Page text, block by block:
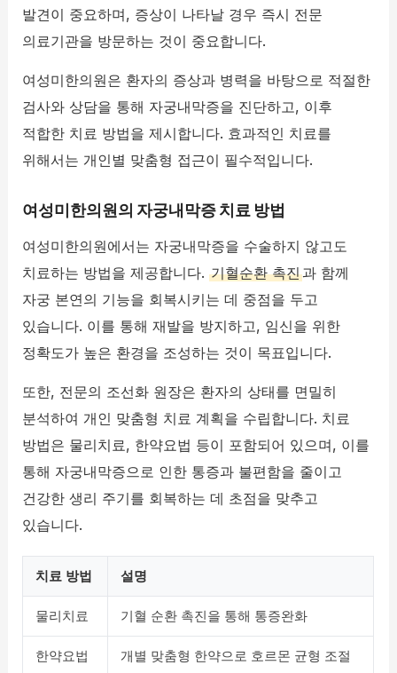
발견이 중요하며, 증상이 나타날 경우 즉시 전문
의료기관을 방문하는 것이 중요합니다.
여성미한의원은 환자의 증상과 병력을 바탕으로 적절한
검사와 상담을 통해 자궁내막증을 진단하고, 이후
적합한 치료 방법을 제시합니다. 효과적인 치료를
위해서는 개인별 맞춤형 접근이 필수적입니다.
여성미한의원의 자궁내막증 치료 방법
여성미한의원에서는 자궁내막증을 수술하지 않고도
치료하는 방법을 제공합니다.기혈순환 촉진과 함께
자궁 본연의 기능을 회복시키는 데 중점을 두고
있습니다. 이를 통해 재발을 방지하고, 임신을 위한
정확도가 높은 환경을 조성하는 것이 목표입니다.
또한, 전문의 조선화 원장은 환자의 상태를 면밀히
분석하여 개인 맞춤형 치료 계획을 수립합니다. 치료
방법은 물리치료, 한약요법 등이 포함되어 있으며, 이를
통해 자궁내막증으로 인한 통증과 불편함을 줄이고
건강한 생리 주기를 회복하는 데 초점을 맞추고
있습니다.
치료 방법 설명
물리치료 기혈 순환 촉진을 통해 통증완화
한약요법 개별 맞춤형 한약으로 호르몬 균형 조절